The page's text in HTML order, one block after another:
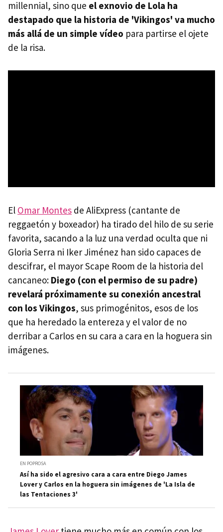
millennial, sino que el exnovio de Lola ha
destapado que la historia de 'Vikingos' va mucho
más allá de un simple vídeo para partirse el ojete
de la risa.
El Omar Montes de AliExpress (cantante de
reggaetón y boxeador) ha tirado del hilo de su serie
favorita, sacando a la luz una verdad oculta que ni
Gloria Serra ni Iker Jiménez han sido capaces de
descifrar, el mayor Scape Room de la historia del
cancaneo: Diego (con el permiso de su padre)
revelará próximamente su conexión ancestral
con los Vikingos, sus primogénitos, esos de los
que ha heredado la entereza y el valor de no
derribar a Carlos en su cara a cara en la hoguera sin
imágenes.
EN POPROSA
Así ha sido el agresivo cara a cara entre Diego James
Lover y Carlos en la hoguera sin imágenes de 'La Isla de
las Tentaciones 3'